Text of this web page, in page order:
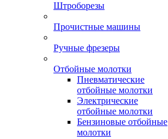
Штроборезы
Прочистные машины
Ручные фрезеры
Отбойные молотки
Пневматические
отбойные молотки
Электрические
отбойные молотки
Бензиновые отбойные
молотки